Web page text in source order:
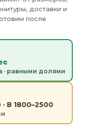
доставки и
после
· равными долями
В 1800–2500